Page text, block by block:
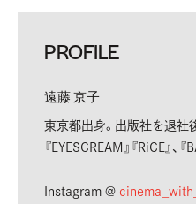
PROFILE
遠藤 京子
東京都出身。 出版社を退社
『EYESCREAM』『RiCE』、
Instagram @